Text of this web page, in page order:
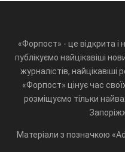
«Форпост» - це відкрита
публікуємо найцікавіші
журналістів, найцікавіші
«Форпост» цінує час
розміщуємо тільки
Матеріали з позначкою